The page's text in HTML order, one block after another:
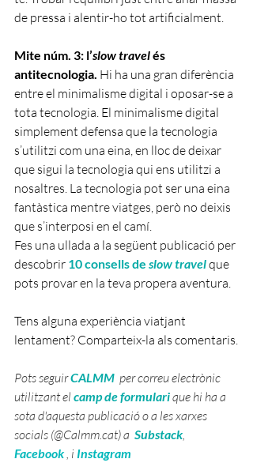
de pressa i alentir-ho tot artificialment.
Mite núm. 3: l’slow travel és
antitecnologia. Hi ha una gran diferència
entre el minimalisme digital i oposar-se a
tota tecnologia. El minimalisme digital
simplement defensa que la tecnologia
s’utilitzi com una eina, en lloc de deixar
que sigui la tecnologia qui ens utilitzi a
nosaltres. La tecnologia pot ser una eina
fantàstica mentre viatges, però no deixis
que s’interposi en el camí.
Fes una ullada a la següent publicació per
descobrir 10 consells de slow travelque
pots provar en la teva propera aventura.
Tens alguna experiència viatjant
lentament? Comparteix-la als comentaris.
Pots seguir CALMM per correu electrònic
utilitzant el camp de formulari que hi ha a
sota d'aquesta publicació o a les xarxes
socials (@Calmm.cat) a Substack,
Facebook , i Instagram